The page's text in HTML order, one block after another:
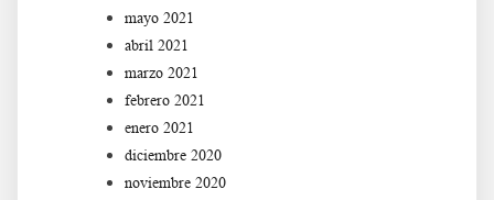
mayo 2021
abril 2021
marzo 2021
febrero 2021
enero 2021
diciembre 2020
noviembre 2020